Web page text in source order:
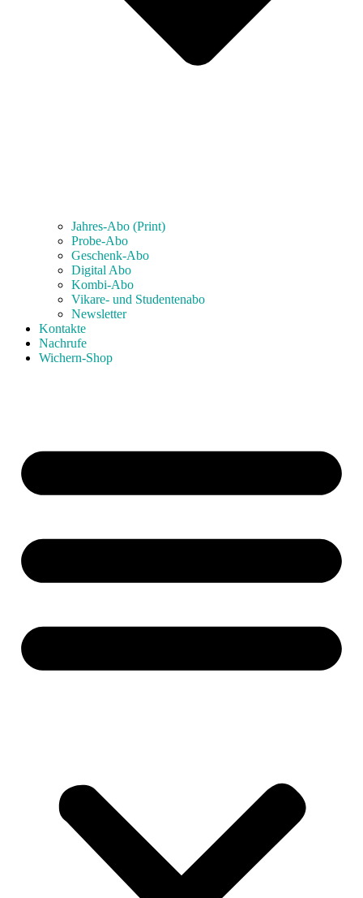
Jahres-Abo (Print)
Probe-Abo
Geschenk-Abo
Digital Abo
Kombi-Abo
Vikare- und Studentenabo
Newsletter
Kontakte
Nachrufe
Wichern-Shop